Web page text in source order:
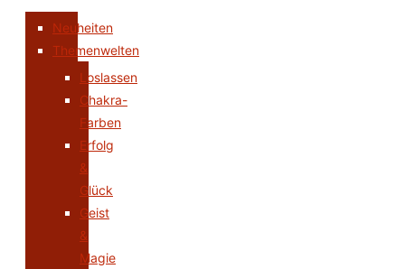
Neuheiten
Themenwelten
Loslassen
Chakra-
Farben
Erfolg
&
Glück
Geist
&
Magie